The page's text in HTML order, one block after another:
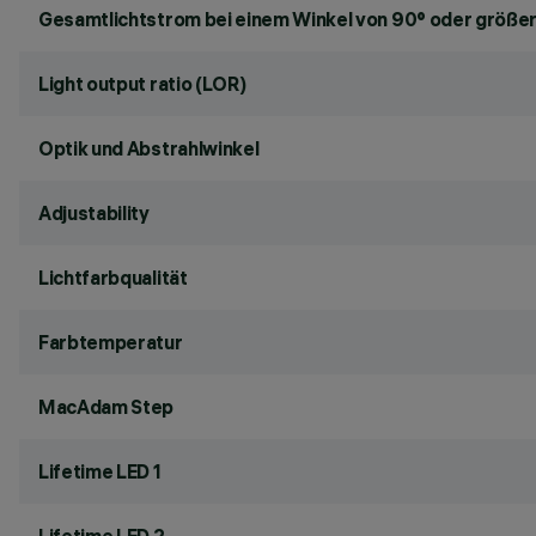
Gesamtlichtstrom bei einem Winkel von 90° oder
Light output ratio (LOR)
Optik und Abstrahlwinkel
Adjustability
Lichtfarbqualität
Farbtemperatur
MacAdam Step
Lifetime LED 1